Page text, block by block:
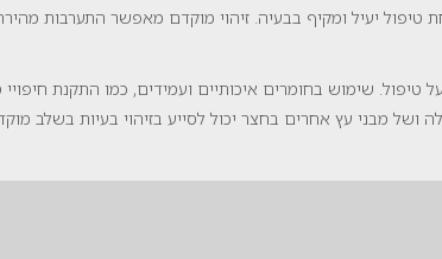
יעיל ומקיף בבעיה. זיהוי מוקדם מאפשר התערבות
שימוש בחומרים איכותיים ועמידים, כמו התקנת
ושל מבני עץ אחרים בחצר יכול לסייע בזיהוי בעיות בשלב